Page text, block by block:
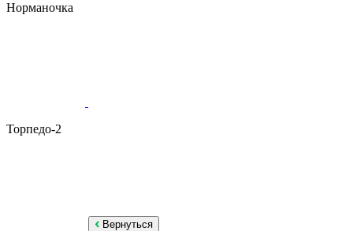
Норманочка
Торпедо-2
Вернуться